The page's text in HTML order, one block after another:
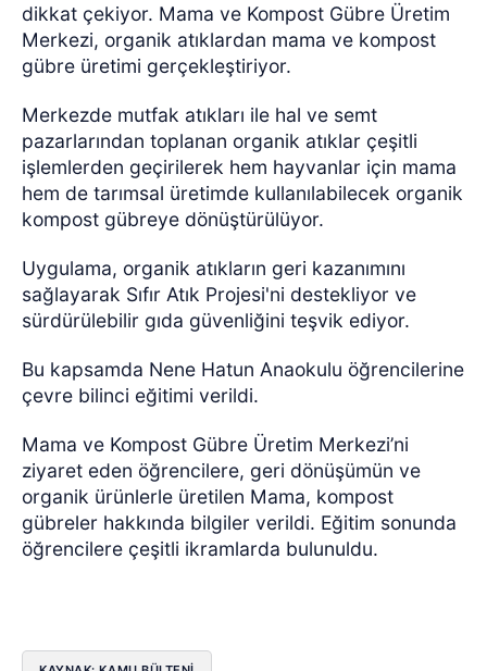
dikkat çekiyor. Mama ve Kompost Gübre Üretim
Merkezi, organik atıklardan mama ve kompost
gübre üretimi gerçekleştiriyor.
Merkezde mutfak atıkları ile hal ve semt
pazarlarından toplanan organik atıklar çeşitli
işlemlerden geçirilerek hem hayvanlar için mama
hem de tarımsal üretimde kullanılabilecek organik
kompost gübreye dönüştürülüyor.
Uygulama, organik atıkların geri kazanımını
sağlayarak Sıfır Atık Projesi'ni destekliyor ve
sürdürülebilir gıda güvenliğini teşvik ediyor.
Bu kapsamda Nene Hatun Anaokulu öğrencilerine
çevre bilinci eğitimi verildi.
Mama ve Kompost Gübre Üretim Merkezi’ni
ziyaret eden öğrencilere, geri dönüşümün ve
organik ürünlerle üretilen Mama, kompost
gübreler hakkında bilgiler verildi. Eğitim sonunda
öğrencilere çeşitli ikramlarda bulunuldu.